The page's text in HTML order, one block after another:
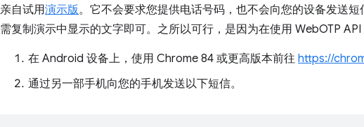
亲自试用演示版。它不会要求您提供电话号码，也不会向您的设备发送
需复制演示中显示的文字即可。之所以可行，是因为在使用 WebOTP API
在 Android 设备上，使用 Chrome 84 或更高版本前往 https://
通过另一部手机向您的手机发送以下短信。